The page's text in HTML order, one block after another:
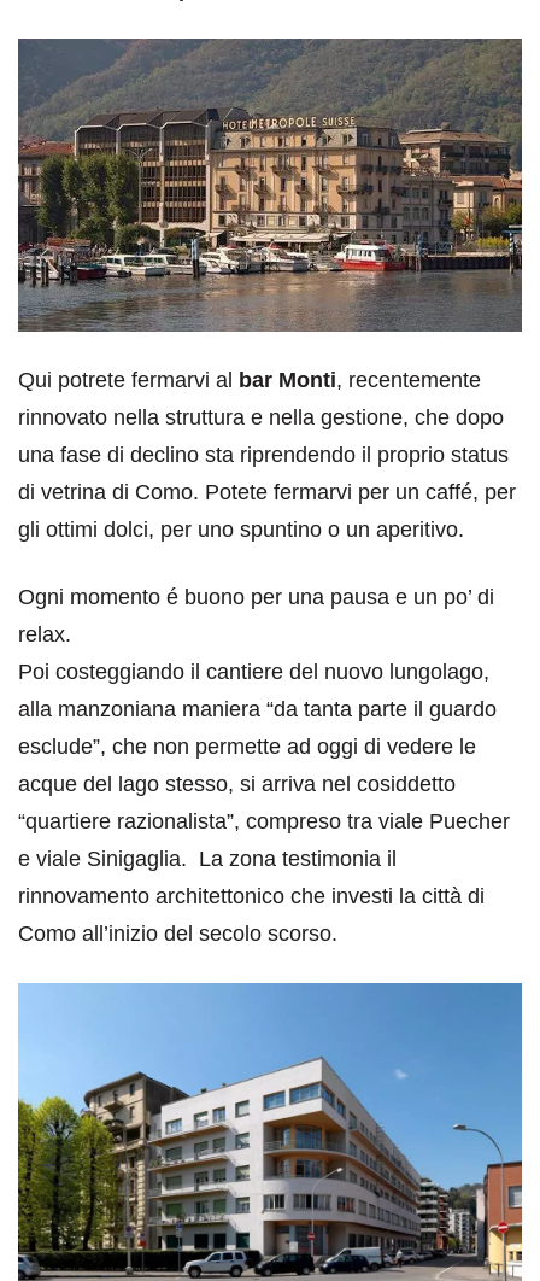
Qui potrete fermarvi al bar Monti, recentemente
rinnovato nella struttura e nella gestione, che dopo
una fase di declino sta riprendendo il proprio status
di vetrina di Como. Potete fermarvi per un caffé, per
gli ottimi dolci, per uno spuntino o un aperitivo.
Ogni momento é buono per una pausa e un po’ di
relax.
Poi costeggiando il cantiere del nuovo lungolago,
alla manzoniana maniera “da tanta parte il guardo
esclude”, che non permette ad oggi di vedere le
acque del lago stesso, si arriva nel cosiddetto
“quartiere razionalista”, compreso tra viale Puecher
e viale Sinigaglia. La zona testimonia il
rinnovamento architettonico che investi la città di
Como all’inizio del secolo scorso.